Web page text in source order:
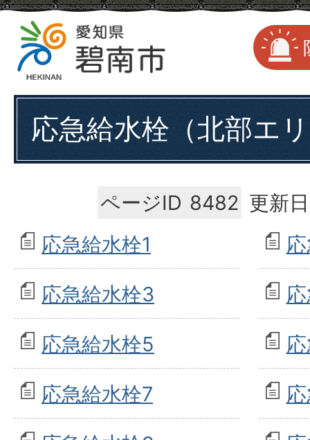
応急給水栓（北部エ
ページID 8482 更新
応急給水栓1
応急給水栓3
応急給水栓5
応急給水栓7